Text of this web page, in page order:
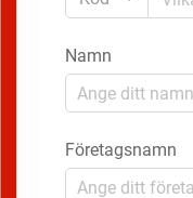
Namn
Företagsnamn